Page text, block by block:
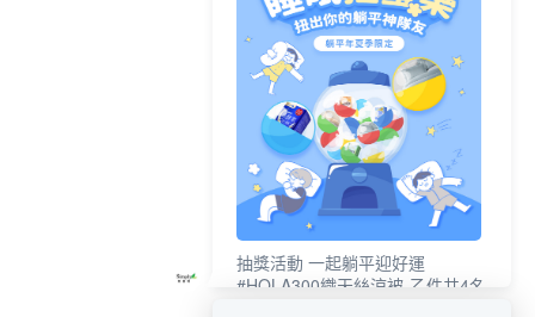
抽獎活動 一起躺平迎好運
#HOLA300織天絲涼被-乙件共4名